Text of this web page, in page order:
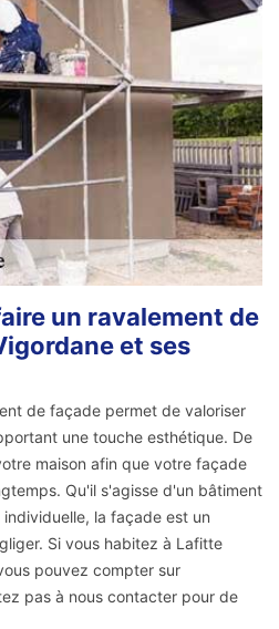
un ravalement de
et ses
de façade permet de valoriser
une touche esthétique. De
maison afin que votre façade
Qu'il s'agisse d'un bâtiment
la façade est un
Si vous habitez à Lafitte
pouvez compter sur
pas à nous contacter pour de